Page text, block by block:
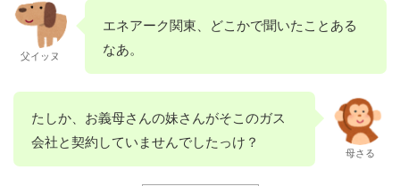
父イッヌ
エネアーク関東、どこかで聞いたことある
なあ。
たしか、お義母さんの妹さんがそこのガス
会社と契約していませんでしたっけ？
母さる